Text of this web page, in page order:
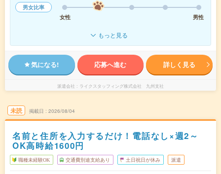
男女比率
女性
男性
もっと見る
気になる! 応募へ進む 詳しく見る
派遣会社 ライクスタッフィング株式会社 九州支社
未読 掲載日 2026/08/04
名前と住所を入力するだけ！電話なし×週2～
OK高時給1600円
職種未経験OK 交通費別途支給あり 土日祝日が休み 派遣